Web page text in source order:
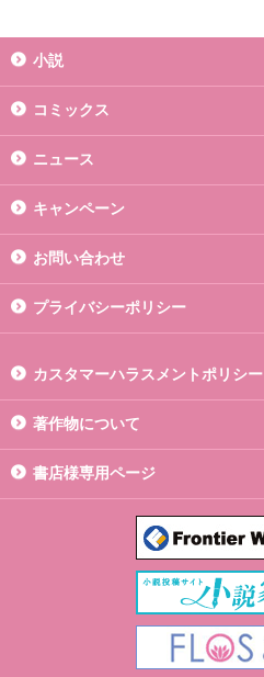
小説
コミックス
ニュース
キャンペーン
お問い合わせ
プライバシーポリシー
カスタマーハラスメントポリシー
著作物について
書店様専用ページ